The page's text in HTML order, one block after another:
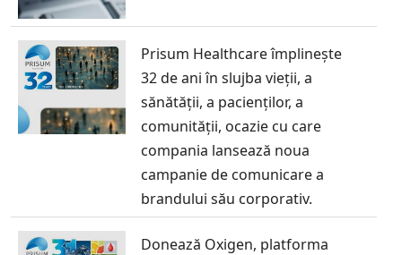
Prisum Healthcare împlinește
32 de ani în slujba vieții, a
sănătății, a pacienților, a
comunității, ocazie cu care
compania lansează noua
campanie de comunicare a
brandului său corporativ.
Donează Oxigen, platforma